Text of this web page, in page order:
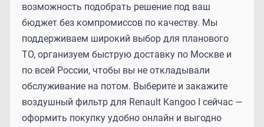
возможность подобрать решение под ваш
бюджет без компромиссов по качеству. Мы
поддерживаем широкий выбор для планового
ТО, организуем быструю доставку по Москве и
по всей России, чтобы вы не откладывали
обслуживание на потом. Выберите и закажите
воздушный фильтр для Renault Kangoo I сейчас —
оформить покупку удобно онлайн и выгодно